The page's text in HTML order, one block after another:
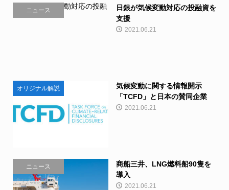
ニュース
日銀が気候変動対応の投融資を
支援
2021.06.21
オリジナル解説
気候変動に関する情報開示
「TCFD」と日本の賛同企業
2021.06.21
ニュース
商船三井、LNG燃料船90隻を
導入
2021.06.21